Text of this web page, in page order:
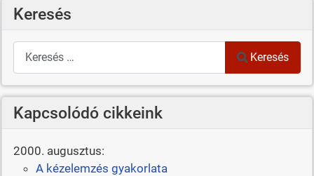
Keresés
Keresés
Keresés
Kapcsolódó cikkeink
2000. augusztus:
A kézelemzés gyakorlata